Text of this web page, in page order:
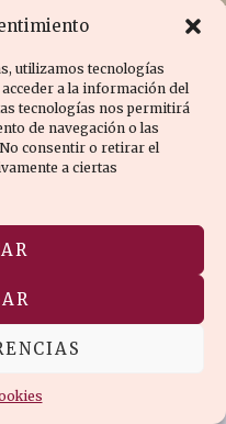
utilizamos tecnologías
a la información del
tecnologías nos permitirá
de navegación o las
consentir o retirar el
a ciertas